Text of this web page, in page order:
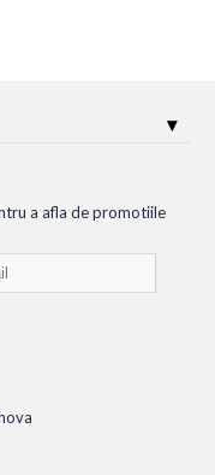
a afla de promotiile